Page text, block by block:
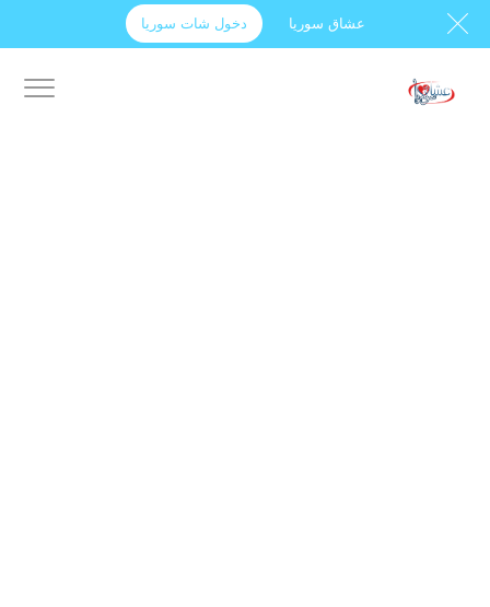
عشاق سوريا دخول شات سوريا